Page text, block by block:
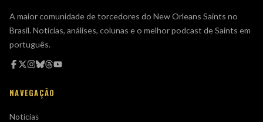
A maior comunidade de torcedores do New Orleans Saints no
Brasil. Notícias, análises, colunas e o melhor podcast de Saints em
português.
NAVEGAÇÃO
Notícias